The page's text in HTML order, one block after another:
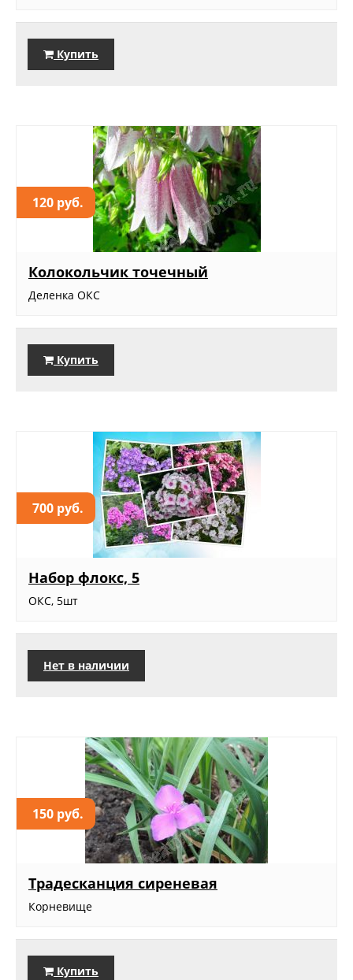
Купить
120 руб.
Колокольчик точечный
Деленка ОКС
Купить
700 руб.
Набор флокс, 5
ОКС, 5шт
Нет в наличии
150 руб.
Традесканция сиреневая
Корневище
Купить